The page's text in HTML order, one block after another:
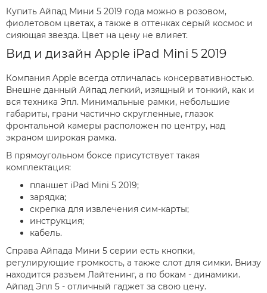
Купить Айпад Мини 5 2019 года можно в розовом,
фиолетовом цветах, а также в оттенках серый космос и
сияющая звезда. Цвет на цену не влияет.
Вид и дизайн Apple iPad Mini 5 2019
Компания Apple всегда отличалась консервативностью.
Внешне данный Айпад легкий, изящный и тонкий, как и
вся техника Эпл. Минимальные рамки, небольшие
габариты, грани частично скругленные, глазок
фронтальной камеры расположен по центру, над
экраном широкая рамка.
В прямоугольном боксе присутствует такая
комплектация:
планшет iPad Mini 5 2019;
зарядка;
скрепка для извлечения сим-карты;
инструкция;
кабель.
Справа Айпада Мини 5 серии есть кнопки,
регулирующие громкость, а также слот для симки. Внизу
находится разъем Лайтенинг, а по бокам - динамики.
Айпад Эпл 5 - отличный гаджет за свою цену.